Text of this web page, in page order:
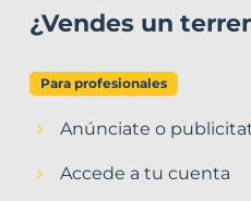
¿Vendes un
Para profesionales
Anúnciate o
Accede a tu cuenta